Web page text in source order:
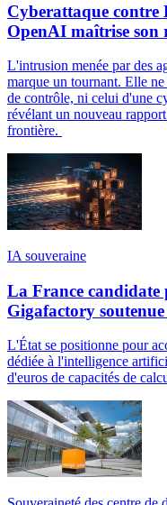
Cyberattaque contre
OpenAI maîtrise son
L'intrusion menée par des
marque un tournant. Elle
de contrôle, ni celui d'une
révélant un nouveau
frontière.
IA souveraine
La France
Gigafactory
L'État se positionne pour
dédiée à l'intelligence
d'euros de capacités de